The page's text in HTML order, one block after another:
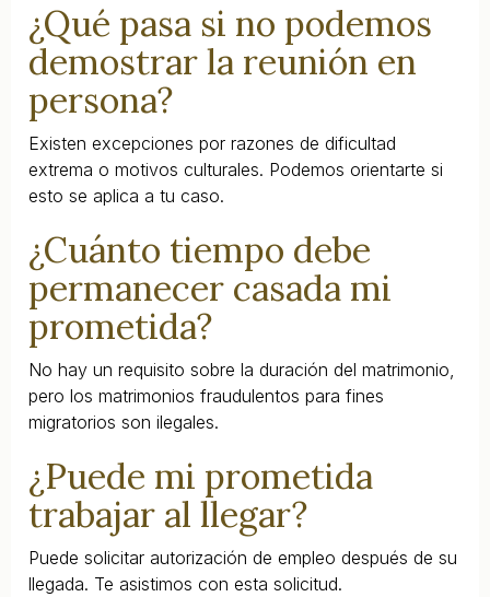
¿Qué pasa si no podemos
demostrar la reunión en
persona?
Existen excepciones por razones de dificultad
extrema o motivos culturales. Podemos orientarte si
esto se aplica a tu caso.
¿Cuánto tiempo debe
permanecer casada mi
prometida?
No hay un requisito sobre la duración del matrimonio,
pero los matrimonios fraudulentos para fines
migratorios son ilegales.
¿Puede mi prometida
trabajar al llegar?
Puede solicitar autorización de empleo después de su
llegada. Te asistimos con esta solicitud.